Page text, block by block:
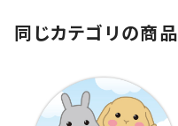
同じカテゴリの商品